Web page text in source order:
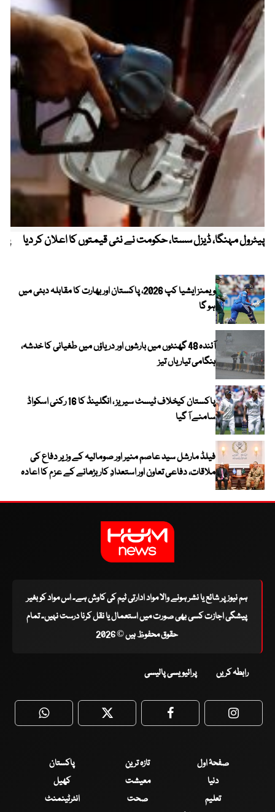
پیٹرول مہنگا، ڈیزل سستا، حکومت نے نئی قیمتوں کا اعلان کر دیا
ویمنز ایشیا کپ 2026، پاکستان اور بھارت کا مقابلہ دبئی میں
ہو گا
آئندہ 48 گھنٹوں میں بارشوں اور دریاؤں میں طغیانی کا خدشہ،
ہنگامی تیاریاں تیز
پاکستان کیخلاف ٹیسٹ سیریز ، انگلینڈ کا 16 رکنی اسکواڈ
سامنے آ گیا
فیلڈ مارشل سید عاصم منیر اور صومالیہ کے وزیر دفاع کی
ملاقات، دفاعی تعاون اور استعدادِ کار بڑھانے کے عزم کا اعادہ
ہم نیوز پر شائع یا نشر ہونے والا مواد ادارتی ٹیم کی کاوش ہے۔ اس مواد کو بغیر
پیشگی اجازت کسی بھی صورت میں استعمال یا نقل کرنا درست نہیں۔ تمام
حقوق محفوظ ہیں © 2026
رابطہ کریں پرائیویسی پالیسی
WhatsApp Twitter Facebook
صفحۂ اول تازہ ترین
پاکستان
دنیا
معیشت
کھیل
تعلیم
صحت
انٹرٹینمنٹ